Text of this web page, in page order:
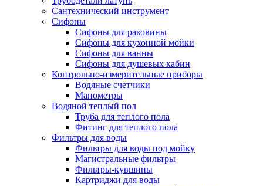
Сантехнический инструмент
Сифоны
Сифоны для раковины
Сифоны для кухонной мойки
Сифоны для ванны
Сифоны для душевых кабин
Контрольно-измерительные приборы
Водяные счетчики
Манометры
Водяной теплый пол
Труба для теплого пола
Фитинг для теплого пола
Фильтры для воды
Фильтры для воды под мойку
Магистральные фильтры
Фильтры-кувшины
Картриджи для воды